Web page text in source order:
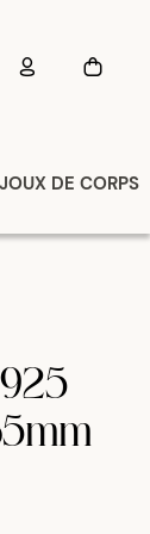
DE CORPS